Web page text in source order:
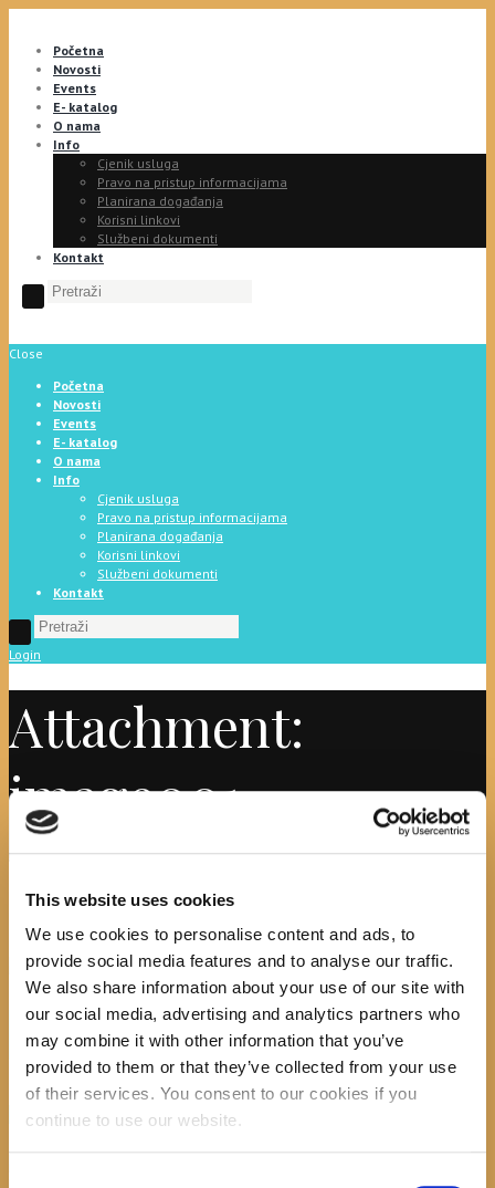
This website uses cookies
We use cookies to personalise content and ads, to
provide social media features and to analyse our traffic.
We also share information about your use of our site with
our social media, advertising and analytics partners who
may combine it with other information that you’ve
provided to them or that they’ve collected from your use
of their services. You consent to our cookies if you
continue to use our website.
Početna
Novosti
Events
E- katalog
O nama
Info
Cjenik usluga
Pravo na pristup informacijama
Planirana događanja
Korisni linkovi
Službeni dokumenti
Kontakt
Close
Početna
Novosti
Events
E- katalog
O nama
Info
Cjenik usluga
Pravo na pristup informacijama
Planirana događanja
Korisni linkovi
Službeni dokumenti
Kontakt
Login
Attachment:
image001
PočetnaNewsMala škola talijanskogAttachment: image001
image001
No image description ...
Search
recent posts